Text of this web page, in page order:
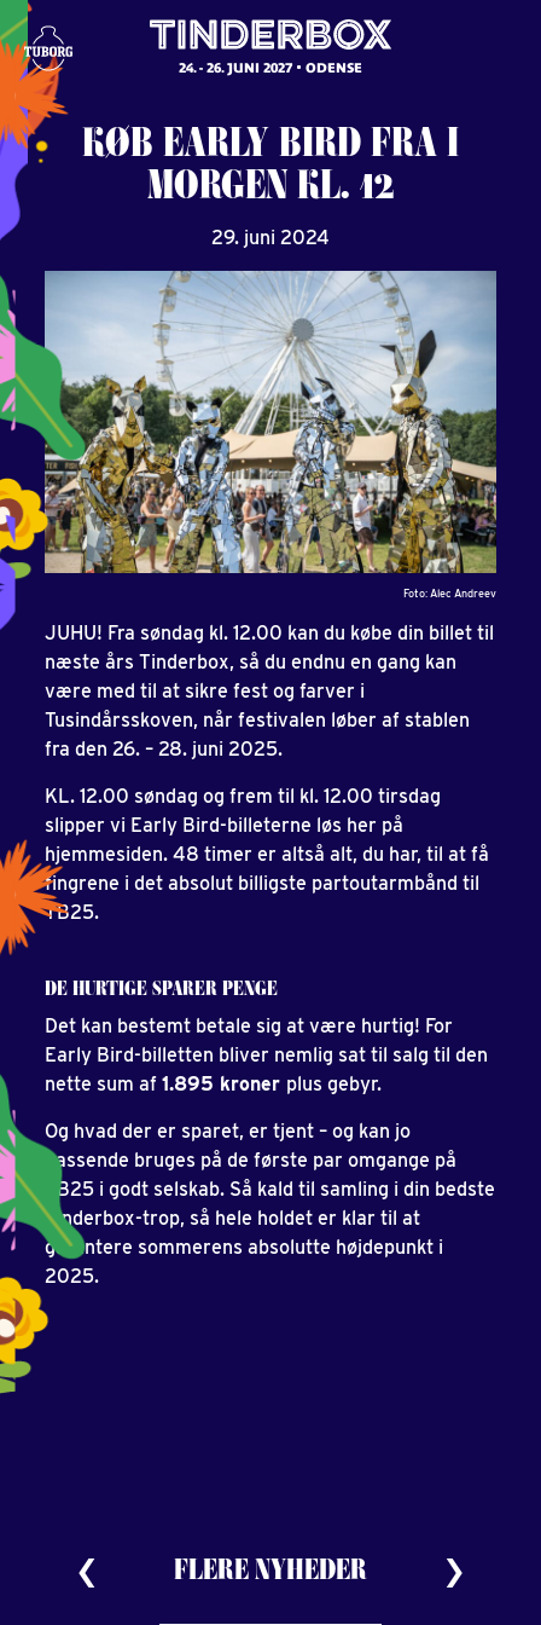
24. - 26. JUNI 2027 ODENSE
KØB EARLYBIRDFRAI
MORGENKL. 12
29. juni 2024
Foto: Alec Andreev
JUHU! Fra søndag kl. 12.00 kan du købe din billet til
næste års Tinderbox, så du endnu en gang kan
være med til at sikre fest og farver i
Tusindårsskoven, når festivalen løber af stablen
fra den 26. – 28. juni 2025.
KL. 12.00 søndag og frem til kl. 12.00 tirsdag
slipper vi Early Bird-billeterne løs her på
hjemmesiden. 48 timer er altså alt, du har, til at få
fingrene i det absolut billigste partoutarmbånd til
TB25.
DE HURTIGE SPARER PENGE
Det kan bestemt betale sig at være hurtig! For
Early Bird-billetten bliver nemlig sat til salg til den
nette sum af 1.895 kroner plus gebyr.
Og hvad der er sparet, er tjent – og kan jo
passende bruges på de første par omgange på
TB25 i godt selskab. Så kald til samling i din bedste
Tinderbox-trop, så hele holdet er klar til at
garantere sommerens absolutte højdepunkt i
2025.
FLERE NYHEDER